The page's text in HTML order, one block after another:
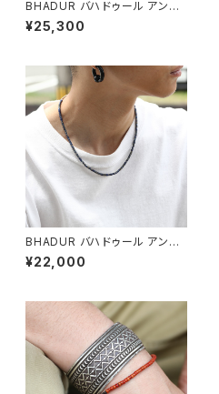
BHADUR バハドゥール アンテ
ィークブラックビーズネックレス
#abn094 Black 日本製
¥25,300
BHADUR バハドゥール アンテ
ィークラピスビーズネックレス #
abn092 Lapis 日本製
¥22,000